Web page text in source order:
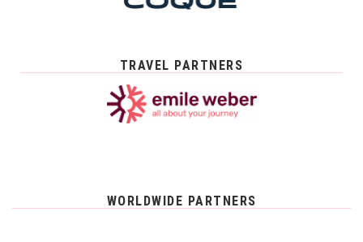
TRAVEL PARTNERS
WORLDWIDE PARTNERS